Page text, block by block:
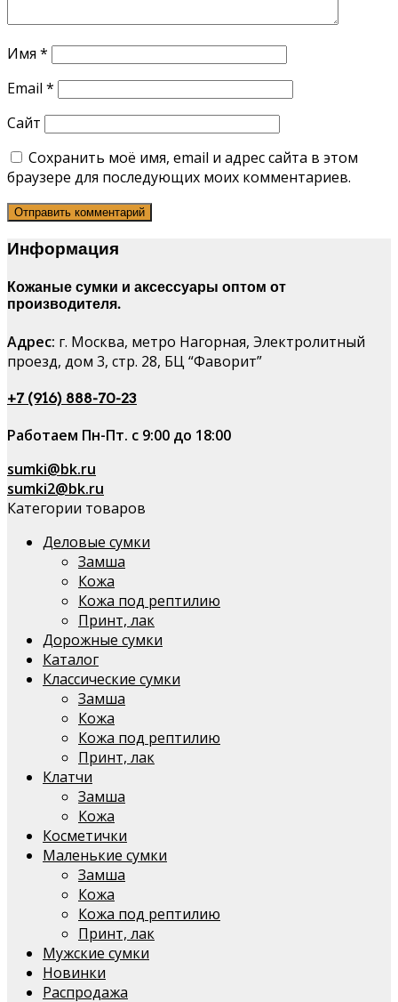
Имя *
Email *
Сайт
Сохранить моё имя, email и адрес сайта в этом
браузере для последующих моих комментариев.
Информация
Кожаные сумки и аксессуары оптом от
производителя.
Адрес: г. Москва, метро Нагорная, Электролитный
проезд, дом 3, стр. 28, БЦ “Фаворит”
+7 (916) 888-70-23
Работаем Пн-Пт. с 9:00 до 18:00
sumki@bk.ru
sumki2@bk.ru
Категории товаров
Деловые сумки
Замша
Кожа
Кожа под рептилию
Принт, лак
Дорожные сумки
Каталог
Классические сумки
Замша
Кожа
Кожа под рептилию
Принт, лак
Клатчи
Замша
Кожа
Косметички
Маленькие сумки
Замша
Кожа
Кожа под рептилию
Принт, лак
Мужские сумки
Новинки
Распродажа